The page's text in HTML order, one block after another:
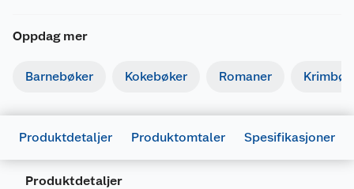
Oppdag mer
Barnebøker Kokebøker Romaner
Produktdetaljer Produktomtaler Spesifikasjoner
Produktdetaljer